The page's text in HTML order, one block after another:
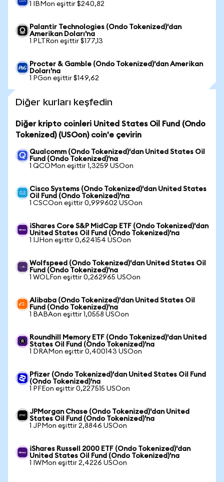
1 IBMon eşittir $240,82
Palantir Technologies (Ondo Tokenized)'dan
Amerikan Doları'na
1 PLTRon eşittir $177,13
Procter & Gamble (Ondo Tokenized)'dan Amerikan
Doları'na
1 PGon eşittir $149,62
Diğer kurları keşfedin
Diğer kripto coinleri United States Oil Fund (Ondo
Tokenized) (USOon) coin'e çevirin
Qualcomm (Ondo Tokenized)'dan United States Oil
Fund (Ondo Tokenized)'na
1 QCOMon eşittir 1,3259 USOon
Cisco Systems (Ondo Tokenized)'dan United States
Oil Fund (Ondo Tokenized)'na
1 CSCOon eşittir 0,999602 USOon
iShares Core S&P MidCap ETF (Ondo Tokenized)'dan
United States Oil Fund (Ondo Tokenized)'na
1 IJHon eşittir 0,624154 USOon
Wolfspeed (Ondo Tokenized)'dan United States Oil
Fund (Ondo Tokenized)'na
1 WOLFon eşittir 0,262965 USOon
Alibaba (Ondo Tokenized)'dan United States Oil
Fund (Ondo Tokenized)'na
1 BABAon eşittir 1,0558 USOon
Roundhill Memory ETF (Ondo Tokenized)'dan United
States Oil Fund (Ondo Tokenized)'na
1 DRAMon eşittir 0,400143 USOon
Pfizer (Ondo Tokenized)'dan United States Oil Fund
(Ondo Tokenized)'na
1 PFEon eşittir 0,227515 USOon
JPMorgan Chase (Ondo Tokenized)'dan United
States Oil Fund (Ondo Tokenized)'na
1 JPMon eşittir 2,8846 USOon
iShares Russell 2000 ETF (Ondo Tokenized)'dan
United States Oil Fund (Ondo Tokenized)'na
1 IWMon eşittir 2,4226 USOon